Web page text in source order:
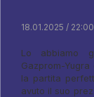
18.01.2025 / 22:00
Lo abbiamo
Gazprom-
la partita
avuto il suo